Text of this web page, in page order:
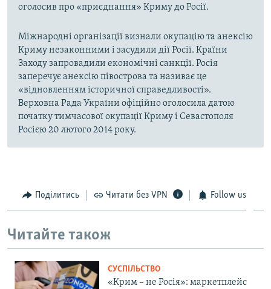
оголосив про «приєднання» Криму до Росії.
Міжнародні організації визнали окупацію та анексію
Криму незаконними і засудили дії Росії. Країни
Заходу запровадили економічні санкції. Росія
заперечує анексію півострова та називає це
«відновленням історичної справедливості».
Верховна Рада України офіційно оголосила датою
початку тимчасової окупації Криму і Севастополя
Росією 20 лютого 2014 року.
Поділитись Читати без VPN Follow us
Читайте також
СУСПІЛЬСТВО
«Крим – не Росія»: маркетплейс